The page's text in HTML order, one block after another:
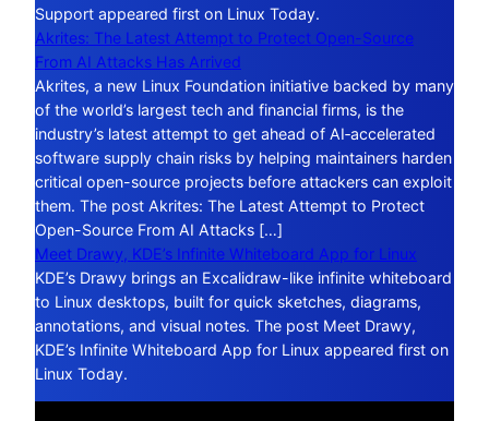
Support appeared first on Linux Today.
Akrites: The Latest Attempt to Protect Open-Source
From AI Attacks Has Arrived
Akrites, a new Linux Foundation initiative backed by many
of the world’s largest tech and financial firms, is the
industry’s latest attempt to get ahead of AI‑accelerated
software supply chain risks by helping maintainers harden
critical open-source projects before attackers can exploit
them. The post Akrites: The Latest Attempt to Protect
Open-Source From AI Attacks […]
Meet Drawy, KDE’s Infinite Whiteboard App for Linux
KDE’s Drawy brings an Excalidraw-like infinite whiteboard
to Linux desktops, built for quick sketches, diagrams,
annotations, and visual notes. The post Meet Drawy,
KDE’s Infinite Whiteboard App for Linux appeared first on
Linux Today.